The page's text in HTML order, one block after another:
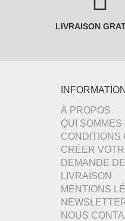
LIVRAISON
À PROPOS
QUI
CONDITIONS
CRÉER
DEMANDE
LIVRAISON
MENTIONS
NOUS